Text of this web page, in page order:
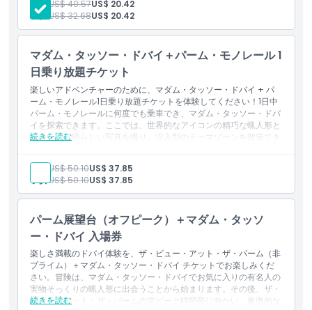
追加アドオン
営業時間
注意事項
場所
行き方
引換方法
キャンセルポリシー
マダム・タッソー・ドバイへの一般入場
すべてのテーマゾーンおよび体験型展示へのアクセス
有名人、アスリート、公的人物の蝋人形と写真を撮る機会
蝋人形
体験型ゾーン
レッドカーペット体験
大人: US$ 40.57US$ 20.42
子供:
US$ 32.68US$ 20.42
マダム・タッソー・ドバイ＋パーム・モノレール 1
日乗り放題チケット
楽しいアドベンチャーのために、マダム・タッソー・ドバイ + パ
ーム・モノレール1日乗り放題チケットを体験してください！1日中
パーム・モノレールに何度でも乗車でき、マダム・タッソー・ドバ
イを探索できます。ここでは、世界的なアイコンの精巧な蝋人形と
出会い、素晴らしい写真を撮り、没入型のテーマゾーンを散策でき
続きを読む
含まれる内容
マダム・タッソー・ドバイへの入場
パーム・モノレールの1日乗り放題アクセス
ス
世界的なアイコンの精巧な蝋人形と一緒に写真を撮る機会
マダム・タッソー・ドバイへの一般入場券
蝋人形
インタラクティブゾーン
レッドカーペット体験
大人: US$ 50.10US$ 37.85
子供:US$ 50.10US$ 37.85
パーム展望台（オフピーク）＋マダム・タッソ
ー・ドバイ 入場券
楽しさ満載のドバイ体験を、ザ・ビュー・アット・ザ・パーム（非
プライム）＋マダム・タッソー・ドバイ チケットでお楽しみくだ
さい。冒険は、マダム・タッソー・ドバイでお気に入りの有名人の
実物そっくりの蝋人形に出会うことから始まります。その後、ザ・
ビュー・アット・ザ・パームの非ピーク時間帯に向かい、象徴的な
続きを読む